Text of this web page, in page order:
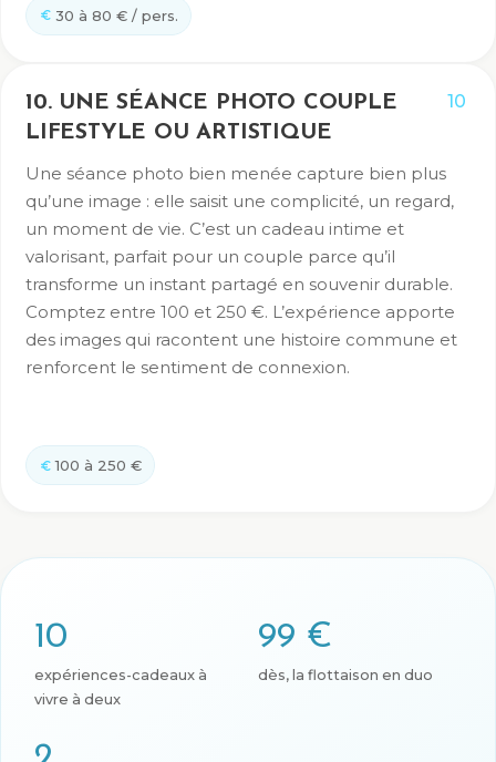
30 à 80 € / pers.
10
10. UNE SÉANCE PHOTO COUPLE
LIFESTYLE OU ARTISTIQUE
Une séance photo bien menée capture bien plus
qu’une image : elle saisit une complicité, un regard,
un moment de vie. C’est un cadeau intime et
valorisant, parfait pour un couple parce qu’il
transforme un instant partagé en souvenir durable.
Comptez entre 100 et 250 €. L’expérience apporte
des images qui racontent une histoire commune et
renforcent le sentiment de connexion.
100 à 250 €
10
expériences-cadeaux à
vivre à deux
99 €
dès, la flottaison en duo